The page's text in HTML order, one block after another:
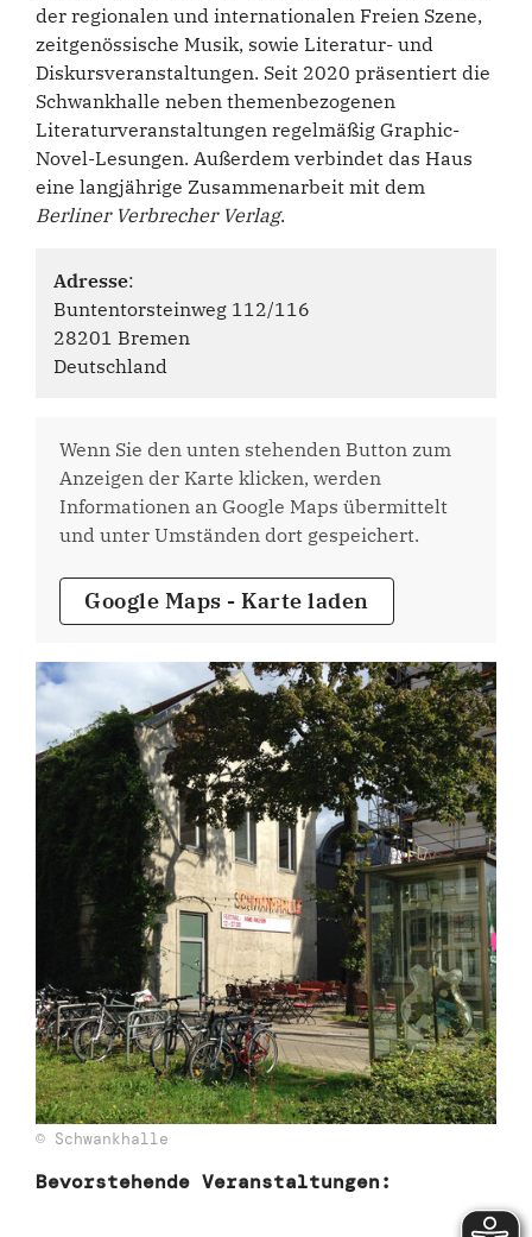
der regionalen und internationalen Freien Szene,
zeitgenössische Musik, sowie Literatur- und
Diskursveranstaltungen. Seit 2020 präsentiert die
Schwankhalle neben themenbezogenen
Literaturveranstaltungen regelmäßig Graphic-
Novel-Lesungen. Außerdem verbindet das Haus
eine langjährige Zusammenarbeit mit dem
Berliner Verbrecher Verlag.
Adresse:
Buntentorsteinweg 112/116
28201 Bremen
Deutschland
Wenn Sie den unten stehenden Button zum
Anzeigen der Karte klicken, werden
Informationen an Google Maps übermittelt
und unter Umständen dort gespeichert.
Google Maps - Karte laden
© Schwankhalle
Bevorstehende Veranstaltungen: